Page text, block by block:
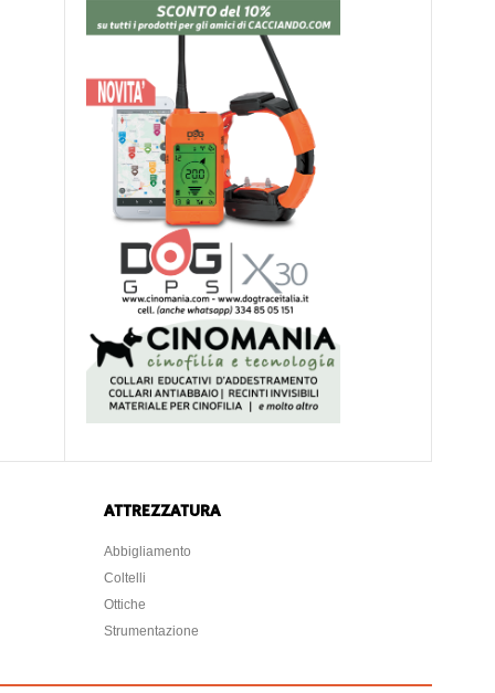
ATTREZZATURA
Abbigliamento
Coltelli
Ottiche
Strumentazione